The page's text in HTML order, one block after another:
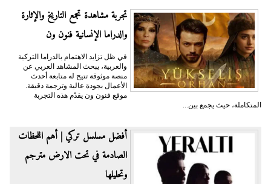
تجربة مشاهدة تجمع التاريخ والإثارة
والدراما الإنسانية فنون ون
في ظل تزايد الاهتمام بالدراما التركية
والعربية، يبحث المشاهد العربي عن
منصة موثوقة تتيح له متابعة أحدث
الأعمال بجودة عالية وترجمة دقيقة.
موقع فنون ون يقدّم هذه التجربة
المتكاملة، حيث يجمع بين...
أفضل مسلسل تركي | أهم اللحظات
الصادمة في تحت الارض مترجم
وتحليلها